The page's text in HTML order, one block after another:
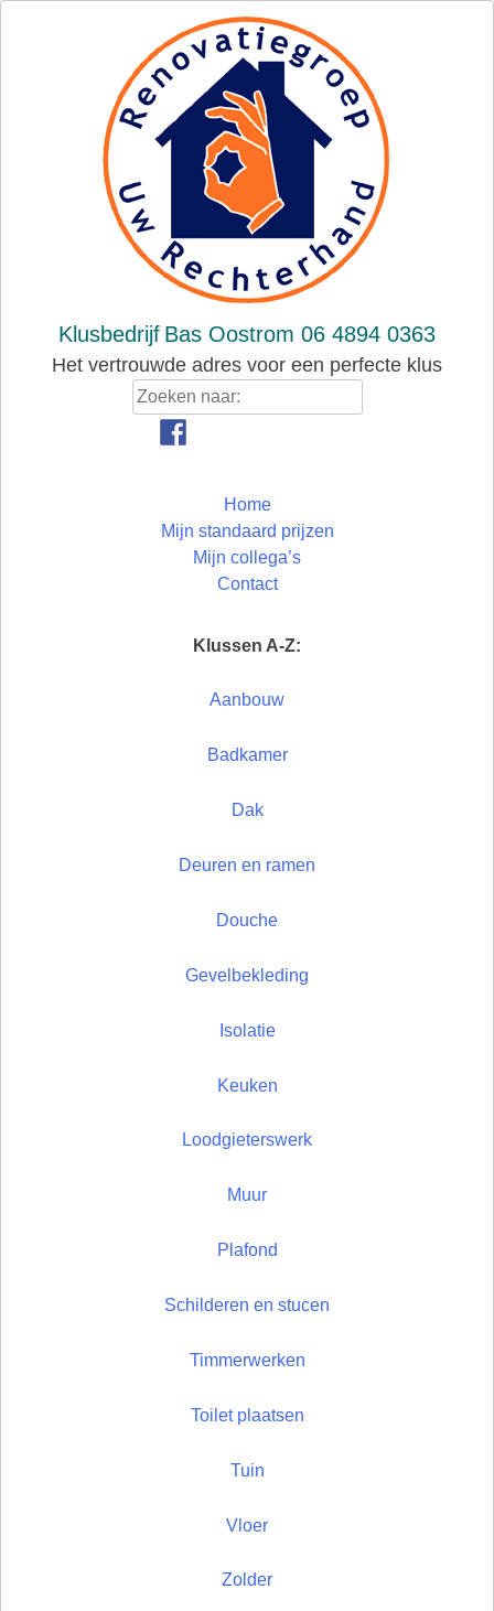
Klusbedrijf Bas Oostrom 06 4894 0363
Het vertrouwde adres voor een perfecte klus
Home
Mijn standaard prijzen
Mijn collega’s
Contact
Klussen A-Z:
Aanbouw
Badkamer
Dak
Deuren en ramen
Douche
Gevelbekleding
Isolatie
Keuken
Loodgieterswerk
Muur
Plafond
Schilderen en stucen
Timmerwerken
Toilet plaatsen
Tuin
Vloer
Zolder